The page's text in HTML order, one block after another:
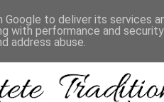
to deliver its services
with performance and
address abuse.